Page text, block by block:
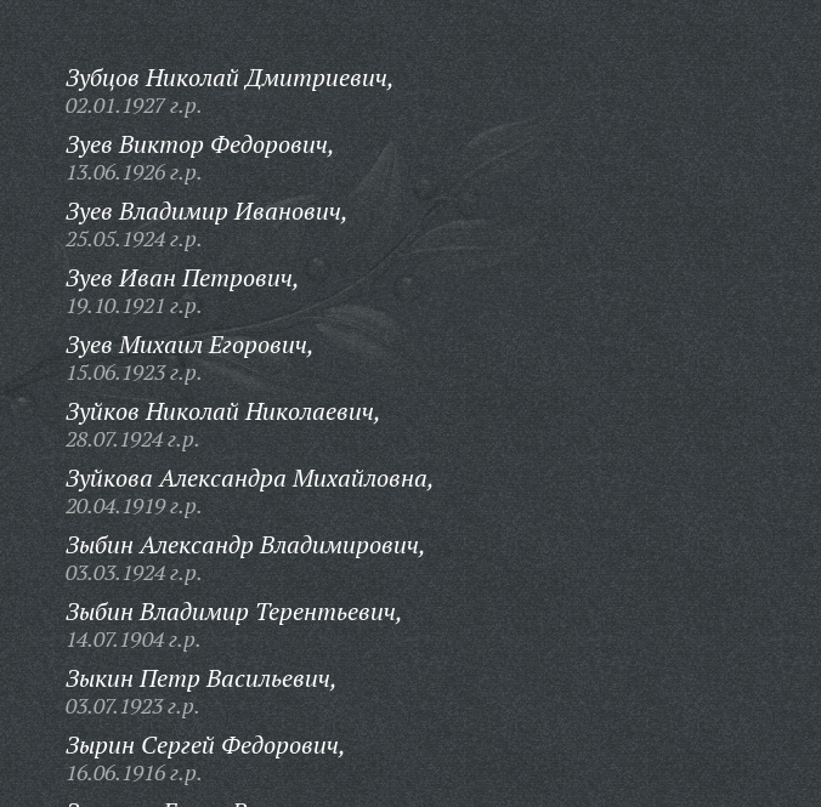
Зубцов Николай Дмитриевич,
02.01.1927 г.р.
Зуев Виктор Федорович,
13.06.1926 г.р.
Зуев Владимир Иванович,
25.05.1924 г.р.
Зуев Иван Петрович,
19.10.1921 г.р.
Зуев Михаил Егорович,
15.06.1923 г.р.
Зуйков Николай Николаевич,
28.07.1924 г.р.
Зуйкова Александра Михайловна,
20.04.1919 г.р.
Зыбин Александр Владимирович,
03.03.1924 г.р.
Зыбин Владимир Терентьевич,
14.07.1904 г.р.
Зыкин Петр Васильевич,
03.07.1923 г.р.
Зырин Сергей Федорович,
16.06.1916 г.р.